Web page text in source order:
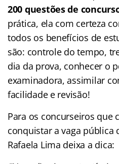
200 questões de
prática, ela com certeza
todos os benefícios de
são: controle do tempo,
dia da prova, conhecer o
examinadora, assimilar
facilidade e revisão!
Para os concurseiros que
conquistar a vaga pública
Rafaela Lima deixa a dica: